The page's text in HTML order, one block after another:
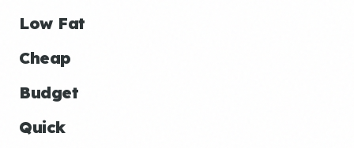
Low Fat
Cheap
Budget
Quick